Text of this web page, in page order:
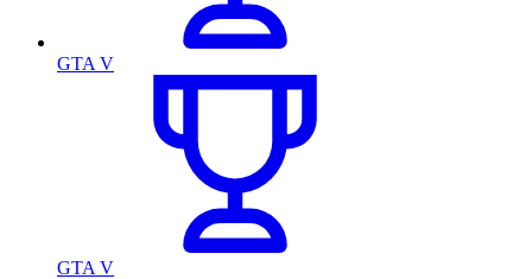
GTA V
GTA V